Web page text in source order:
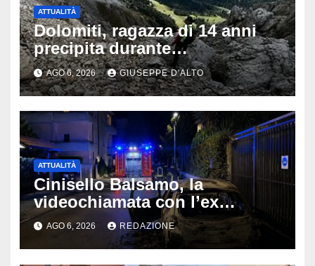
ATTUALITÀ
Dolomiti, ragazza di 14 anni
precipita durante
un’escursione: tragedia sul
Latemar davanti alla famiglia
AGO 6, 2026 GIUSEPPE D'ALTO
ATTUALITÀ
Cinisello Balsamo, la
videochiamata con l’ex
fidanzata e il dramma: 35enne
lotta tra la vita e la morte
AGO 6, 2026 REDAZIONE